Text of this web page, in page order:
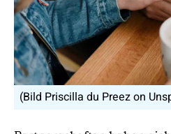
(Bild Priscilla du Preez on